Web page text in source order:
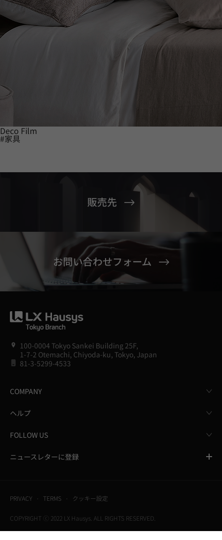
Deco Film
#家具
販売先
お問い合わせフォーム
100-0004 Tokyo Sankei Building 25F,
1-7-2 Otemachi, Chiyoda-ku, Tokyo, Japan
81-3-5299-4533
COMPANY
ヘルプ
FOLLOW US
ニュースレターに登録
PRIVACY TERMS クッキー設定
COPYRIGHT ⓒ 2022 LX Hausys. ALL RIGHTS RESERVED.